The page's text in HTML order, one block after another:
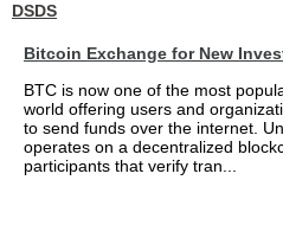
DSDS
Bitcoin Exchange for New
BTC is now one of the most
world offering users and
to send funds over the internet.
operates on a decentralized
participants that verify tran...